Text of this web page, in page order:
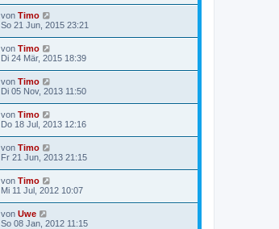
von Timo
So 21 Jun, 2015 23:21
von Timo
Di 24 Mär, 2015 18:39
von Timo
Di 05 Nov, 2013 11:50
von Timo
Do 18 Jul, 2013 12:16
von Timo
Fr 21 Jun, 2013 21:15
von Timo
Mi 11 Jul, 2012 10:07
von Uwe
So 08 Jan, 2012 11:15